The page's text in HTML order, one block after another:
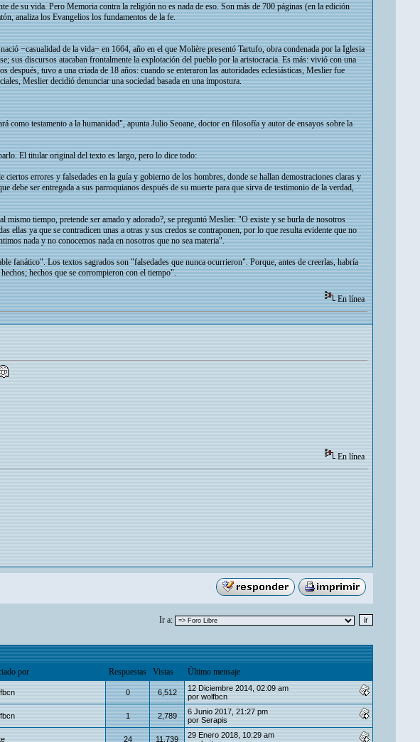
de su vida. Pero Memoria contra la religión no es nada de eso. Son más de 700 páginas (en la edición
analiza los Evangelios los fundamentos de la fe.
−casualidad de la vida− en 1664, año en el que Molière presentó Tartufo, obra condenada por la Iglesia
sus discursos atacaban frontalmente la explotación del pueblo por la aristocracia. Es más: vivió con una
tuvo a una criada de 18 años: cuando se enteraron las autoridades eclesiásticas, Meslier fue
Meslier decidió denunciar una sociedad basada en una impostura.
como testamento a la humanidad", apunta Julio Seoane, doctor en filosofía y autor de ensayos sobre la
El titular original del texto es largo, pero lo dice todo:
errores y falsedades en la guía y gobierno de los hombres, donde se hallan demostraciones claras y
ser entregada a sus parroquianos después de su muerte para que sirva de testimonio de la verdad,
tiempo, pretende ser amado y adorado?, se preguntó Meslier. "O existe y se burla de nosotros
ya que se contradicen unas a otras y sus credos se contraponen, por lo que resulta evidente que no
nada y no conocemos nada en nosotros que no sea materia".
fanático". Los textos sagrados son "falsedades que nunca ocurrieron". Porque, antes de creerlas, habría
hechos que se corrompieron con el tiempo".
En línea
En línea
Ir a:
por Respuestas Vistas Último mensaje
0 6,512
12 Diciembre 2014, 02:09 am
por wolfbcn
1 2,789
6 Junio 2017, 21:27 pm
por Serapis
24 11,739
29 Enero 2018, 10:29 am